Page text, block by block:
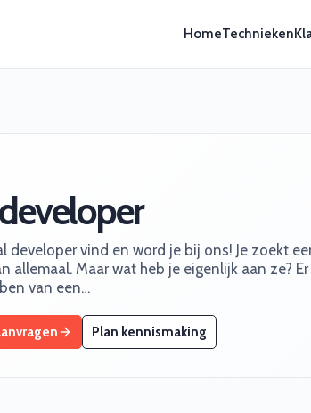
HomeTechnieken
developer vind en word je bij ons! Je zoekt
allemaal. Maar wat heb je eigenlijk aan ze?
van een…
Plan kennismaking